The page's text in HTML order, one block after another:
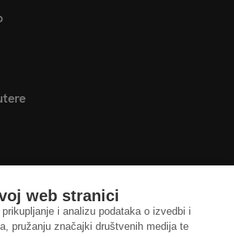
web stranici
i analizu podataka o izvedbi i
pružanju značajki društvenih medija te